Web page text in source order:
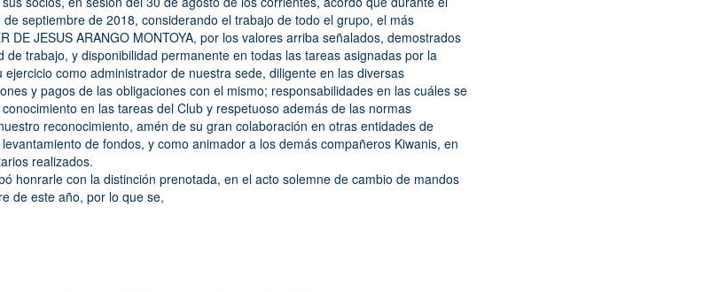
septiembre de 2018, considerando el trabajo de todo el grupo, el más
DE JESUS ARANGO MONTOYA, por los valores arriba señalados, demostrados
de trabajo, y disponibilidad permanente en todas las tareas asignadas por la
como administrador de nuestra sede, diligente en las diversas
y pagos de las obligaciones con el mismo; responsabilidades en las cuáles se
en las tareas del Club y respetuoso además de las normas
reconocimiento, amén de su gran colaboración en otras entidades de
de fondos, y como animador a los demás compañeros Kiwanis, en
realizados.
honrarle con la distinción prenotada, en el acto solemne de cambio de mandos
de este año, por lo que se,